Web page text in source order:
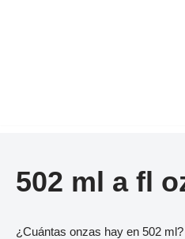
502 ml a fl
¿Cuántas onzas hay en 502